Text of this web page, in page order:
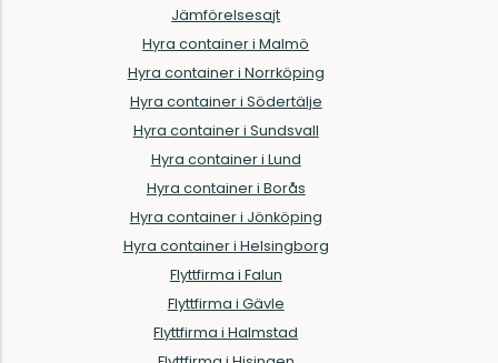
Jämförelsesajt
Hyra container i Malmö
Hyra container i Norrköping
Hyra container i Södertälje
Hyra container i Sundsvall
Hyra container i Lund
Hyra container i Borås
Hyra container i Jönköping
Hyra container i Helsingborg
Flyttfirma i Falun
Flyttfirma i Gävle
Flyttfirma i Halmstad